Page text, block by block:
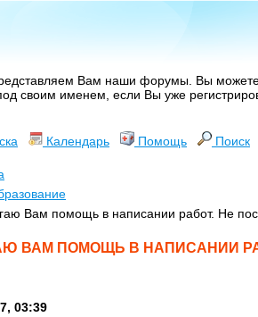
Вам наши форумы. Вы
своим именем, если Вы уже
Календарь Помощь Поиск
Вам помощь в написании работ. Не
ВАМ ПОМОЩЬ В НАПИСАНИИ
03:39